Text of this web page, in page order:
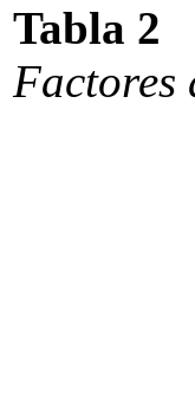
Tabla 2
Factores